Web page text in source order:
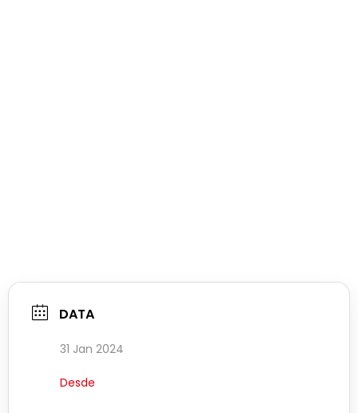
DATA
31 Jan 2024
Desde